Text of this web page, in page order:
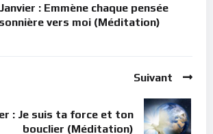
: Emmène chaque pensée
vers moi (Méditation)
Suivant
: Je suis ta force et ton
bouclier (Méditation)